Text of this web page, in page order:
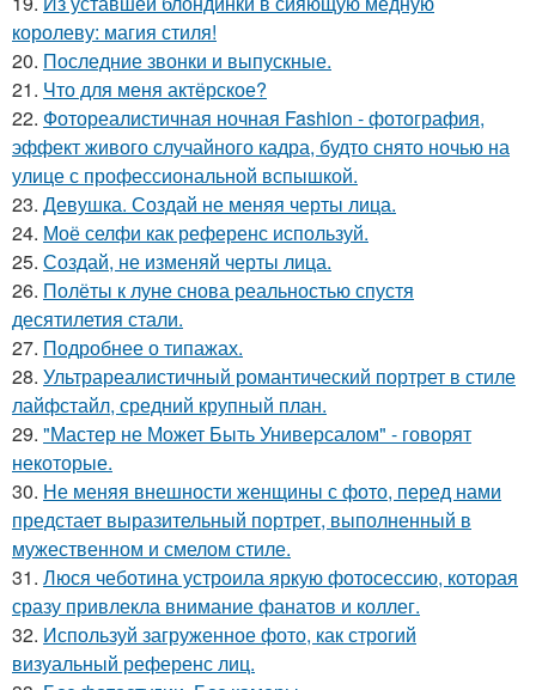
королеву: магия стиля!
20. Последние звонки и выпускные.
21. Что для меня актёрское?
22. Фотореалистичная ночная Fashion - фотография,
эффект живого случайного кадра, будто снято ночью на
улице с профессиональной вспышкой.
23. Девушка. Создай не меняя черты лица.
24. Моё селфи как референс используй.
25. Создай, не изменяй черты лица.
26. Полёты к луне снова реальностью спустя
десятилетия стали.
27. Подробнее о типажах.
28. Ультрареалистичный романтический портрет в стиле
лайфстайл, средний крупный план.
29. "Мастер не Может Быть Универсалом" - говорят
некоторые.
30. Не меняя внешности женщины с фото, перед нами
предстает выразительный портрет, выполненный в
мужественном и смелом стиле.
31. Люся чеботина устроила яркую фотосессию, которая
сразу привлекла внимание фанатов и коллег.
32. Используй загруженное фото, как строгий
визуальный референс лиц.